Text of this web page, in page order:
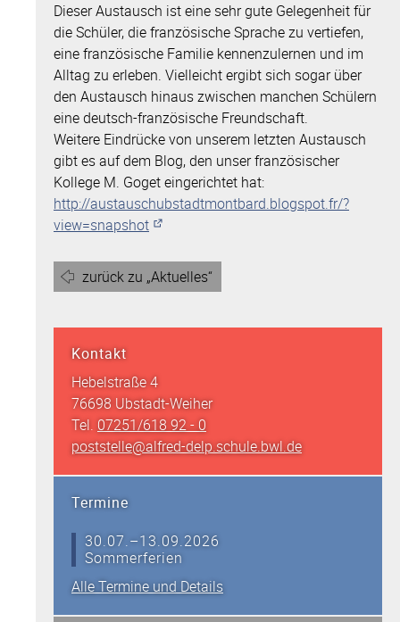
Dieser Austausch ist eine sehr gute Gelegenheit für
die Schüler, die französische Sprache zu vertiefen,
eine französische Familie kennenzulernen und im
Alltag zu erleben. Vielleicht ergibt sich sogar über
den Austausch hinaus zwischen manchen Schülern
eine deutsch-französische Freundschaft.
Weitere Eindrücke von unserem letzten Austausch
gibt es auf dem Blog, den unser französischer
Kollege M. Goget eingerichtet hat:
http://austauschubstadtmontbard.blogspot.fr/?
view=snapshot
zurück zu „Aktuelles“
Kontakt
Hebelstraße 4
76698 Ubstadt-Weiher
Tel. 07251/618 92 - 0
poststelle@alfred-delp.schule.bwl.de
Termine
30.07.–13.09.2026
Sommerferien
Alle Termine und Details